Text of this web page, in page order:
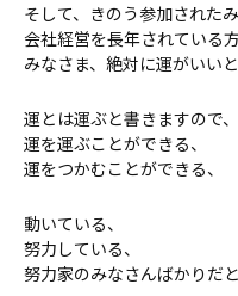
そして、きのう参加されたみ
会社経営を長年されている
みなさま、絶対に運がいいと
運とは運ぶと書きますので、
運を運ぶことができる、
運をつかむことができる、
動いている、
努力している、
努力家のみなさんばかりだ